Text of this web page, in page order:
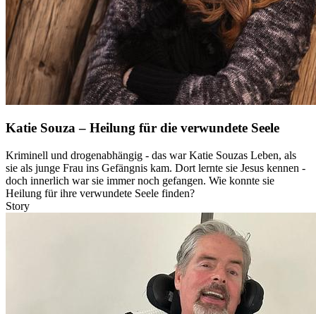
Katie Souza – Heilung für die verwundete Seele
Kriminell und drogenabhängig - das war Katie Souzas Leben, als
sie als junge Frau ins Gefängnis kam. Dort lernte sie Jesus kennen -
doch innerlich war sie immer noch gefangen. Wie konnte sie
Heilung für ihre verwundete Seele finden?
Story